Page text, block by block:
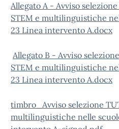
Allegato A - Avviso
STEM e multilinguistiche
23 Linea intervento A.docx
Allegato B - Avviso
STEM e multilinguistiche
23 Linea intervento A.docx
timbro_Avviso selezione
multilinguistiche nelle